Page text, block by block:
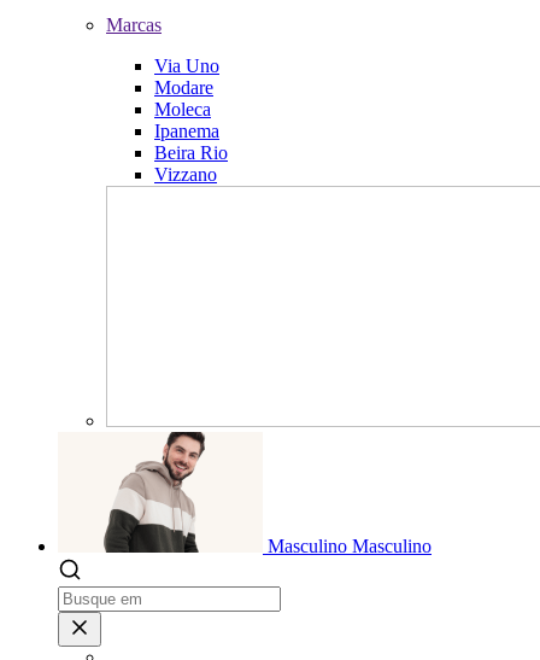
Marcas
Via Uno
Modare
Moleca
Ipanema
Beira Rio
Vizzano
Masculino Masculino